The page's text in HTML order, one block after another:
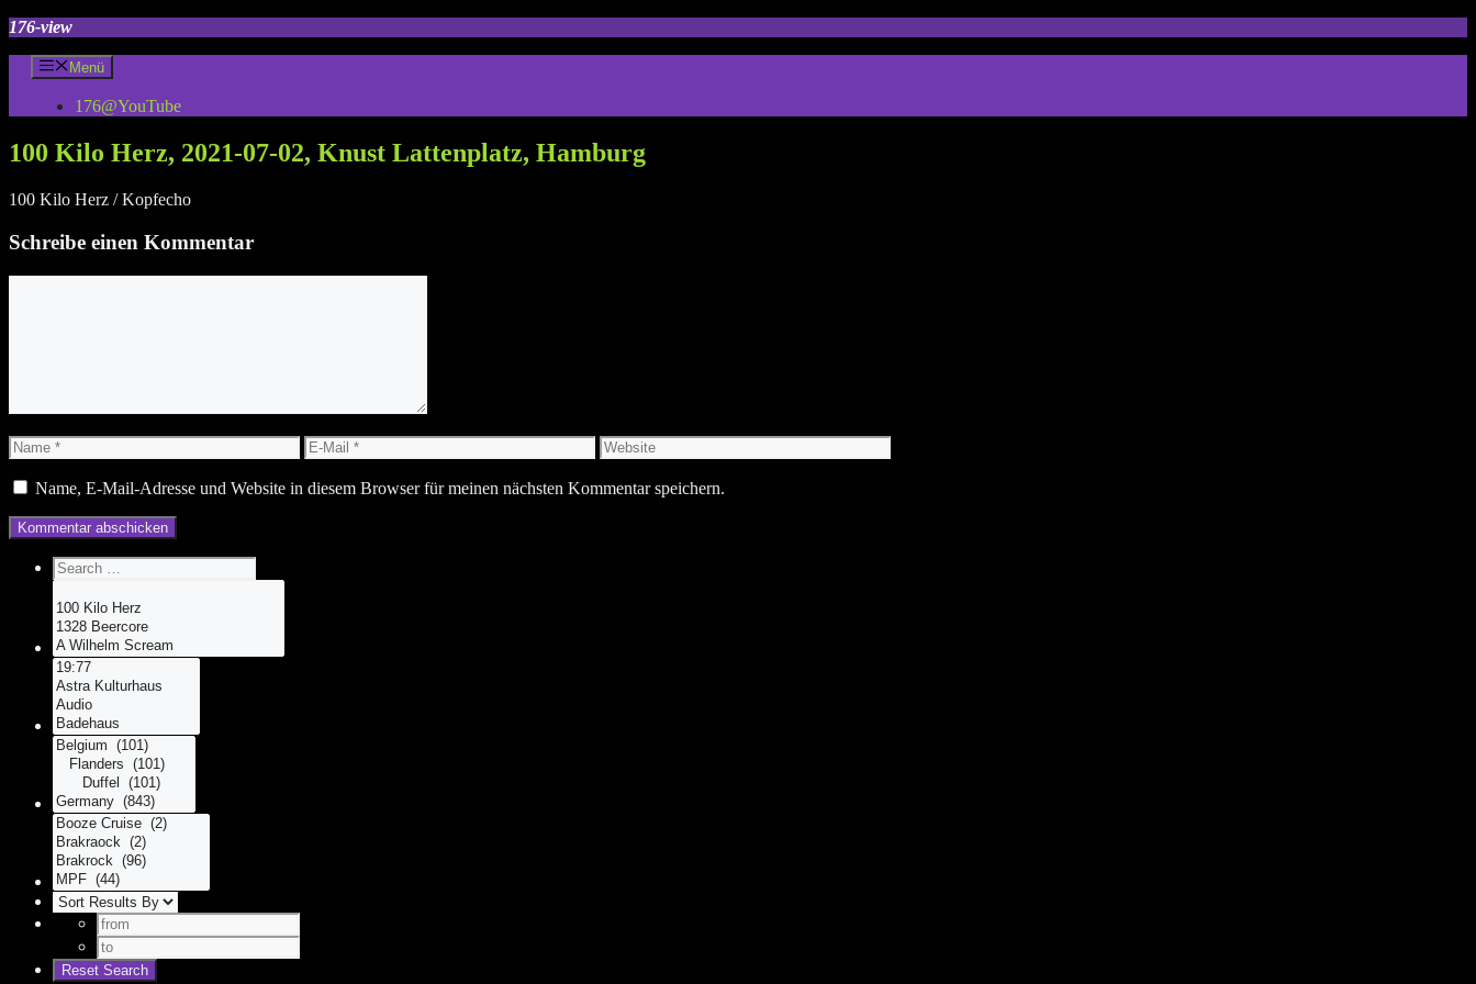
Zum
springen
176-view
Menü
176@YouTube
100 Kilo Herz, 2021-07-02, Knust Lattenplatz, Hamburg
100 Kilo Herz / Kopfecho
Schreibe einen Kommentar
Name
E-
Mail
Website
Name, E-Mail-Adresse und Website in diesem Browser für meinen nächsten Kommentar speichern.